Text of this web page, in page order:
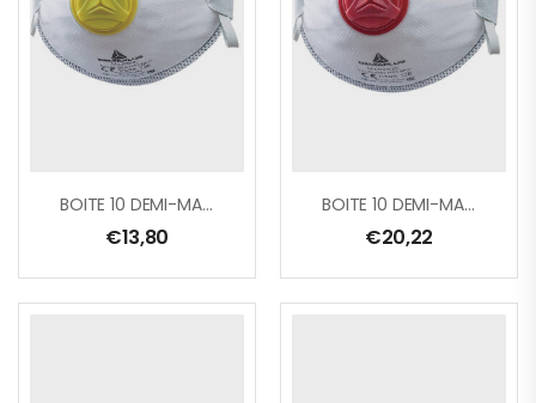
BOITE 10 DEMI-MASQUES JETABLES MOULES FFP2 AVEC VALVE
€13,80
BOITE 10 DEMI-MASQUES JETABLES MOULES FFP3 A VALVE
€20,22